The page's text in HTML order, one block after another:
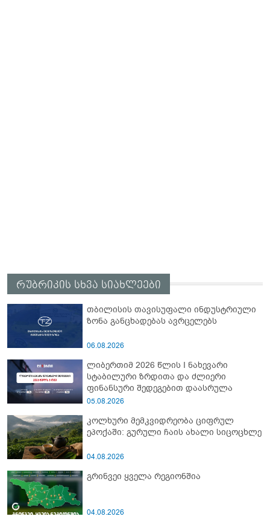
რუბრიკის სხვა სიახლეები
თბილისის თავისუფალი ინდუსტრიული
ზონა განცხადებას ავრცელებს
06.08.2026
ლიბერთიმ 2026 წლის I ნახევარი
სტაბილური ზრდითა და ძლიერი
ფინანსური შედეგებით დაასრულა
05.08.2026
კოლხური მემკვიდრეობა ციფრულ
ეპოქაში: გურული ჩაის ახალი სიცოცხლე
04.08.2026
გრინვეი ყველა რეგიონშია
04.08.2026